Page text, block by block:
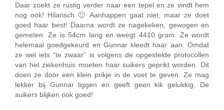
Daar zoekt ze rustig verder naar een tepel en ze vindt hem
nog ook! Hilarisch 🙂 Aanhappen gaat niet, maar ze doet
goed haar best! Daarna wordt ze nagekeken, gewogen en
gemeten. Ze is 54cm lang en weegt 4410 gram. Ze wordt
helemaal goedgekeurd en Gunnar kleedt haar aan. Omdat
ze wel iets “te zwaar” is volgens de opgestelde protocollen
van het ziekenhuis moeten haar suikers geprikt worden. Dit
doen ze door een klein prikje in de voet te geven. Ze mag
lekker bij Gunnar liggen en geeft geen kik gelukkig. De
suikers blijken ook goed!